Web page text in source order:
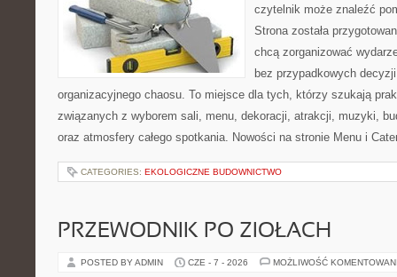
czytelnik może znaleźć
Strona została
chcą zorganizować
bez przypadkowych
organizacyjnego chaosu. To miejsce dla tych, którzy szukają
związanych z wyborem sali, menu, dekoracji, atrakcji, muzyki,
oraz atmosfery całego spotkania. Nowości na stronie Menu i
CATEGORIES: EKOLOGICZNE BUDOWNICTWO
PRZEWODNIK PO ZIOŁACH
POSTED BY ADMIN CZE - 7 - 2026 MOŻLIWOŚĆ